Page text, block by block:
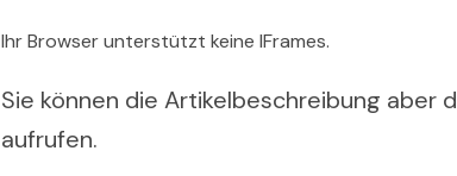
Ihr Browser unterstützt keine IFrames.
Sie können die Artikelbeschreibung aber
aufrufen.